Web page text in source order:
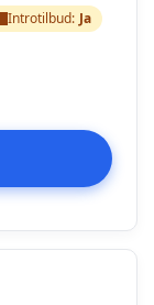
Introtilbud: Ja